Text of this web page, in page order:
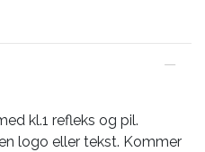
kl.1 refleks og pil.
logo eller tekst. Kommer